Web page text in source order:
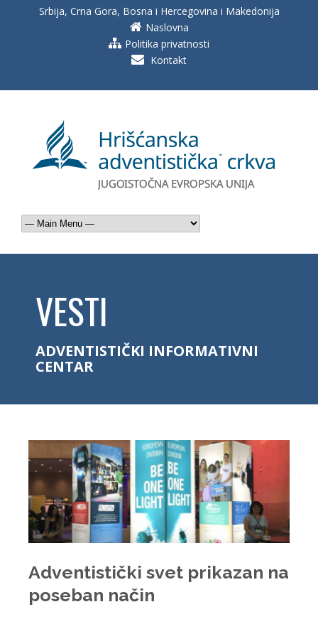
Srbija, Crna Gora, Bosna i Hercegovina i Makedonija
Naslovna
Politika privatnosti
Kontakt
VESTI
ADVENTISTIČKI INFORMATIVNI
CENTAR
Adventistički svet prikazan na
poseban način